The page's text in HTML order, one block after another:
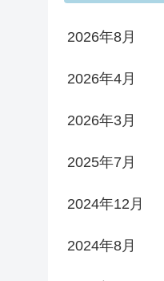
2026年8月
2026年4月
2026年3月
2025年7月
2024年12月
2024年8月